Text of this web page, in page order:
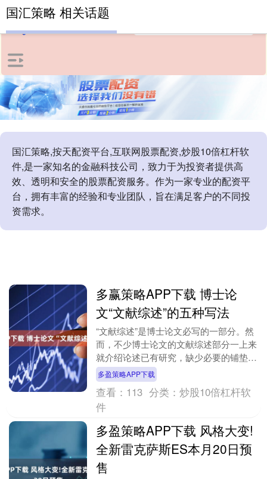
国汇策略,按天配资平台,互联网股票配资,炒股10倍杠杆软
件,是一家知名的金融科技公司，致力于为投资者提供高
效、透明和安全的股票配资服务。作为一家专业的配资平
台，拥有丰富的经验和专业团队，旨在满足客户的不同投
资需求。
国汇策略 相关话题
多赢策略APP下载 博士论
文“文献综述”的五种写法
“文献综述”是博士论文必写的一部分。然
而，不少博士论文的文献综述部分一上来
就介绍论述已有研究，缺少必要的铺垫和
过渡，不利于评审专家和读者快速阅读，
理解其写作思路....
多盈策略APP下载
查看： 113 分类：炒股10倍杠杆软
件
多盈策略APP下载 风格大变!
全新雷克萨斯ES本月20日预
售